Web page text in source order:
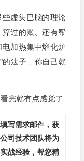
虚头巴脑的理论
过的账、还有帮
加热集中熔化炉
的法子，你自己就
完就有点感觉了
写需求邮件，获
司技术团队将为
战经验，帮您精